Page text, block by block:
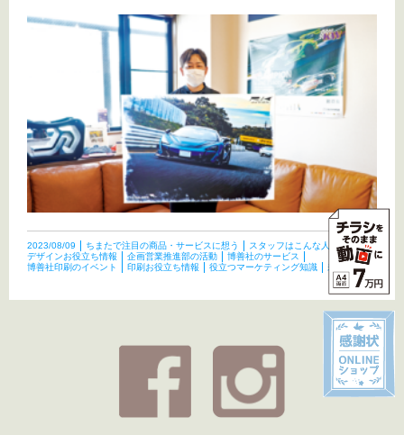
2023/08/09 ちまたで注目の商品・サービスに想う
スタッフはこんな人たち
デザインお役立ち情報
企画営業推進部の活動
博善社のサービス
博善社印刷のイベント
印刷お役立ち情報 役立つマーケティング知識 未分類